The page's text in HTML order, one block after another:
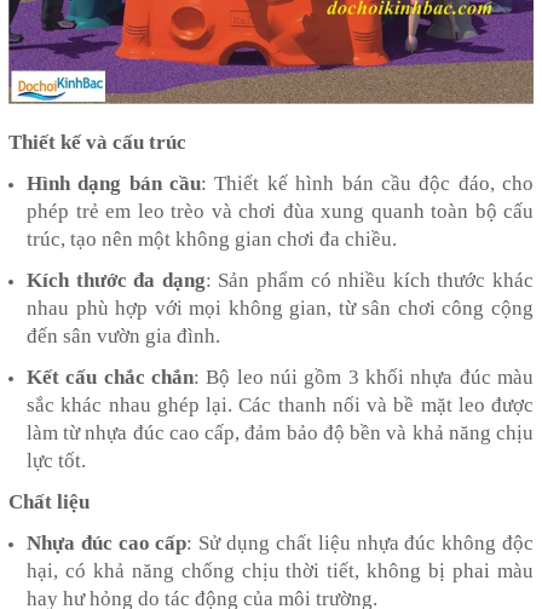
Thiết kế và cấu trúc
Hình dạng bán cầu: Thiết kế hình bán cầu độc đáo, cho
phép trẻ em leo trèo và chơi đùa xung quanh toàn bộ cấu
trúc, tạo nên một không gian chơi đa chiều.
Kích thước đa dạng: Sản phẩm có nhiều kích thước khác
nhau phù hợp với mọi không gian, từ sân chơi công cộng
đến sân vườn gia đình.
Kết cấu chắc chắn: Bộ leo núi gồm 3 khối nhựa đúc màu
sắc khác nhau ghép lại. Các thanh nối và bề mặt leo được
làm từ nhựa đúc cao cấp, đảm bảo độ bền và khả năng chịu
lực tốt.
Chất liệu
Nhựa đúc cao cấp: Sử dụng chất liệu nhựa đúc không độc
hại, có khả năng chống chịu thời tiết, không bị phai màu
hay hư hỏng do tác động của môi trường.